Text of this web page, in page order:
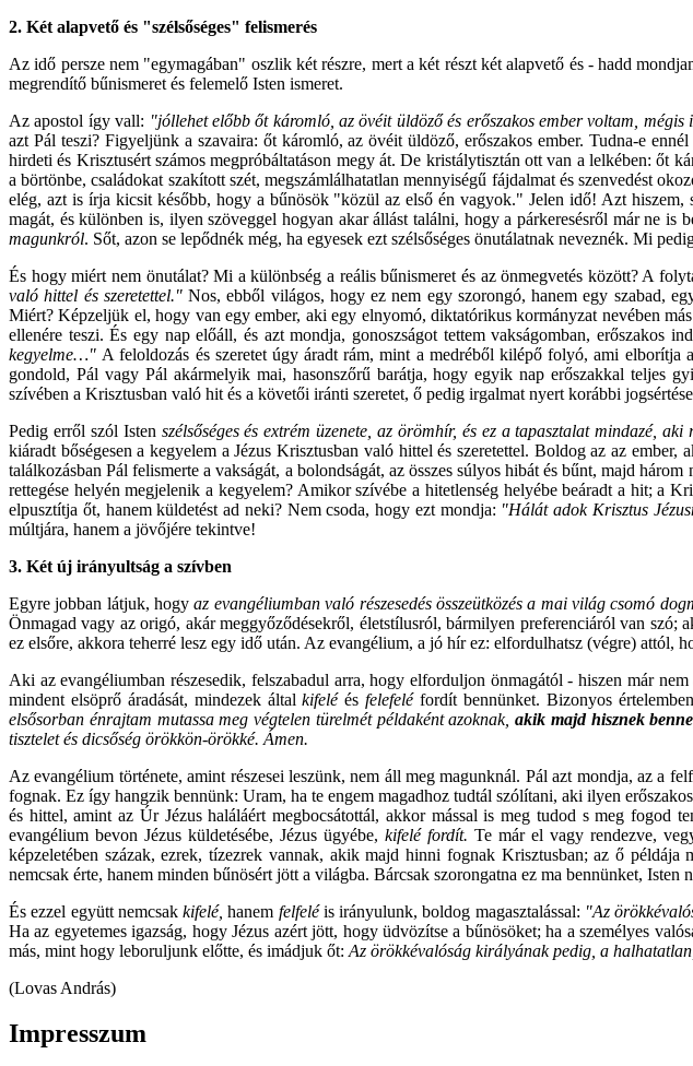
2. Két alapvető és "szélsőséges" felismerés
Az idő persze nem "egymagában" oszlik két részre, mert a két részt két alapvető és - hadd
megrendítő bűnismeret és felemelő Isten ismeret.
Az apostol így vall: "jóllehet előbb őt káromló, az övéit üldöző és erőszakos ember voltam,
azt Pál teszi? Figyeljünk a szavaira: őt káromló, az övéit üldöző, erőszakos ember. Tudna-e
hirdeti és Krisztusért számos megpróbáltatáson megy át. De kristálytisztán ott van a lelkében: őt
a börtönbe, családokat szakított szét, megszámlálhatatlan mennyiségű fájdalmat és szenvedést
elég, azt is írja kicsit később, hogy a bűnösök "közül az első én vagyok." Jelen idő! Azt
magát, és különben is, ilyen szöveggel hogyan akar állást találni, hogy a párkeresésről már ne is
magunkról. Sőt, azon se lepődnék még, ha egyesek ezt szélsőséges önutálatnak neveznék. Mi
És hogy miért nem önutálat? Mi a különbség a reális bűnismeret és az önmegvetés között? A
való hittel és szeretettel."Nos, ebből világos, hogy ez nem egy szorongó, hanem egy szabad,
Miért? Képzeljük el, hogy van egy ember, aki egy elnyomó, diktatórikus kormányzat nevében
ellenére teszi. És egy nap előáll, és azt mondja, gonoszságot tettem vakságomban, erőszakos
kegyelme…" A feloldozás és szeretet úgy áradt rám, mint a medréből kilépő folyó, ami
gondold, Pál vagy Pál akármelyik mai, hasonszőrű barátja, hogy egyik nap erőszakkal teljes
szívében a Krisztusban való hit és a követői iránti szeretet, ő pedig irgalmat nyert korábbi
Pedig erről szól Isten szélsőséges és extrém üzenete, az örömhír, és ez a tapasztalat mindazé, aki
kiáradt bőségesen a kegyelem a Jézus Krisztusban való hittel és szeretettel. Boldog az az
találkozásban Pál felismerte a vakságát, a bolondságát, az összes súlyos hibát és bűnt, majd
rettegése helyén megjelenik a kegyelem? Amikor szívébe a hitetlenség helyébe beáradt a hit; a
elpusztítja őt, hanem küldetést ad neki? Nem csoda, hogy ezt mondja: "Hálát adok Krisztus
múltjára, hanem a jövőjére tekintve!
3. Két új irányultság a szívben
Egyre jobban látjuk, hogyaz evangéliumban való részesedés összeütközés a mai világ csomó
Önmagad vagy az origó, akár meggyőződésekről, életstílusról, bármilyen preferenciáról van
ez elsőre, akkora teherré lesz egy idő után. Az evangélium, a jó hír ez: elfordulhatsz (végre) attól,
Aki az evangéliumban részesedik, felszabadul arra, hogy elforduljon önmagától - hiszen már
mindent elsöprő áradását, mindezek általkifeléésfelefeléfordít bennünket. Bizonyos
elsősorban énrajtam mutassa meg végtelen türelmét példaként azoknak,akik majd hisznek benne
tisztelet és dicsőség örökkön-örökké. Ámen.
Az evangélium története, amint részesei leszünk, nem áll meg magunknál. Pál azt mondja, az a
fognak. Ez így hangzik bennünk: Uram, ha te engem magadhoz tudtál szólítani, aki ilyen
és hittel, amint az Úr Jézus haláláért megbocsátottál, akkor mással is meg tudod s meg fogod
evangélium bevon Jézus küldetésébe, Jézus ügyébe, kifelé fordít. Te már el vagy rendezve,
képzeletében százak, ezrek, tízezrek vannak, akik majd hinni fognak Krisztusban; az ő
nemcsak érte, hanem minden bűnösért jött a világba. Bárcsak szorongatna ez ma bennünket, Isten
És ezzel együtt nemcsak kifelé,hanem felfeléis irányulunk, boldog magasztalással: "Az
Ha az egyetemes igazság, hogy Jézus azért jött, hogy üdvözítse a bűnösöket; ha a személyes
más, mint hogy leboruljunk előtte, és imádjuk őt: Az örökkévalóság királyának pedig, a
(Lovas András)
Impresszum